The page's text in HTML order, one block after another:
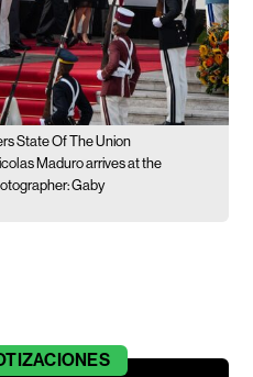
State Of The Union
Maduro arrives at the
Gaby